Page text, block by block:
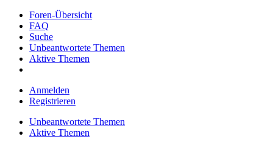
Foren-Übersicht
FAQ
Suche
Unbeantwortete Themen
Aktive Themen
Anmelden
Registrieren
Unbeantwortete Themen
Aktive Themen